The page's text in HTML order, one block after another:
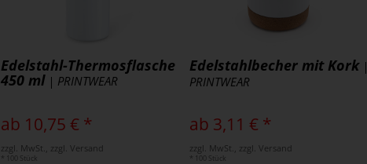
Edelstahl-Thermosflasche
450 ml| PRINTWEAR
ab 10,75 € *
zzgl. MwSt., zzgl. Versand
* 100 Stück
Edelstahlbecher mit Kork|
PRINTWEAR
ab 3,11 € *
zzgl. MwSt., zzgl. Versand
* 100 Stück